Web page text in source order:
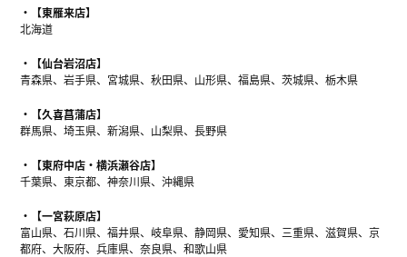
【東雁来店】
北海道
【仙台岩沼店】
青森県、岩手県、宮城県、秋田県、山形県、福島県、茨城県、栃木県
【久喜菖蒲店】
群馬県、埼玉県、新潟県、山梨県、長野県
【東府中店・横浜瀬谷店】
千葉県、東京都、神奈川県、沖縄県
【一宮萩原店】
富山県、石川県、福井県、岐阜県、静岡県、愛知県、三重県、滋賀県、京
都府、大阪府、兵庫県、奈良県、和歌山県